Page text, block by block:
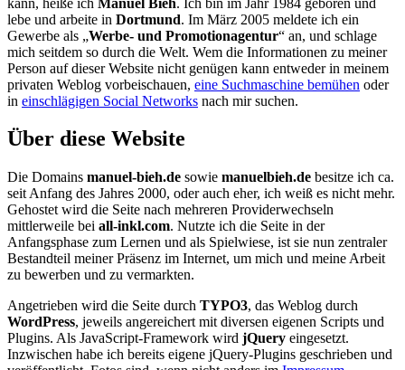
lebe und arbeite in Dortmund. Im März 2005 meldete ich ein
Gewerbe als „Werbe- und Promotionagentur“ an, und schlage
mich seitdem so durch die Welt. Wem die Informationen zu meiner
Person auf dieser Website nicht genügen kann entweder in meinem
privaten Weblog vorbeischauen, eine Suchmaschine bemühen oder
in einschlägigen Social Networks nach mir suchen.
Über diese Website
Die Domains manuel-bieh.de sowie manuelbieh.de besitze ich ca.
seit Anfang des Jahres 2000, oder auch eher, ich weiß es nicht mehr.
Gehostet wird die Seite nach mehreren Providerwechseln
mittlerweile bei all-inkl.com. Nutzte ich die Seite in der
Anfangsphase zum Lernen und als Spielwiese, ist sie nun zentraler
Bestandteil meiner Präsenz im Internet, um mich und meine Arbeit
zu bewerben und zu vermarkten.
Angetrieben wird die Seite durch TYPO3, das Weblog durch
WordPress, jeweils angereichert mit diversen eigenen Scripts und
Plugins. Als JavaScript-Framework wird jQuery eingesetzt.
Inzwischen habe ich bereits eigene jQuery-Plugins geschrieben und